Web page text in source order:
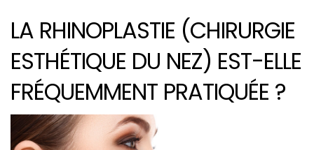
LA RHINOPLASTIE (CHIRURGIE
ESTHÉTIQUE DU NEZ) EST-ELLE
FRÉQUEMMENT PRATIQUÉE ?